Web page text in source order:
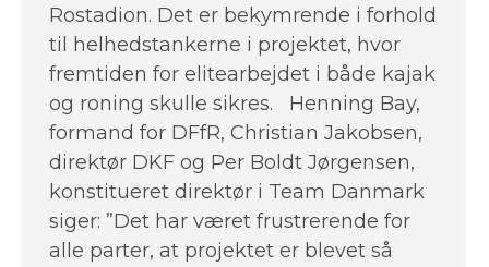
Rostadion. Det er bekymrende i forhold
til helhedstankerne i projektet, hvor
fremtiden for elitearbejdet i både kajak
og roning skulle sikres. Henning Bay,
formand for DFfR, Christian Jakobsen,
direktør DKF og Per Boldt Jørgensen,
konstitueret direktør i Team Danmark
siger: ”Det har været frustrerende for
alle parter, at projektet er blevet så